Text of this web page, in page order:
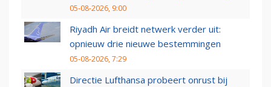
05-08-2026, 9:00
Riyadh Air breidt netwerk verder uit:
opnieuw drie nieuwe bestemmingen
05-08-2026, 7:29
Directie Lufthansa probeert onrust bij